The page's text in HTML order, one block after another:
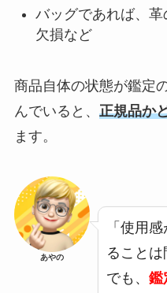
バッグであれば、
欠損など
商品自体の状態が鑑定
んでいると、 正規品か
ます。
あやの
「使用
ること
でも、 鑑